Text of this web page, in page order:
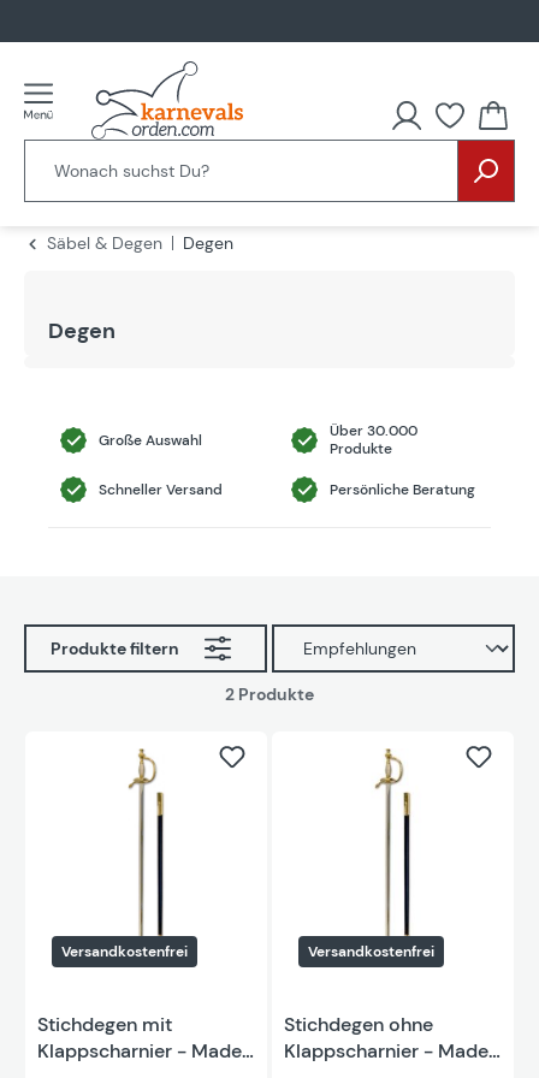
Säbel & Degen Degen
Degen
Große Auswahl
Über 30.000
Produkte
Schneller Versand Persönliche Beratung
Produkte filtern
2 Produkte
Versandkostenfrei
Stichdegen mit
Klappscharnier - Made
Versandkostenfrei
Stichdegen ohne
Klappscharnier - Made